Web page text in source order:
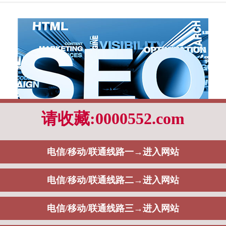
会选择建立企业网站去展现自己的相关产品和服务，而在实际运营的过中，
据以往的实际运营策略，有的时候我们真的很难给出统一的标准答案，这
过如下内容阐述：